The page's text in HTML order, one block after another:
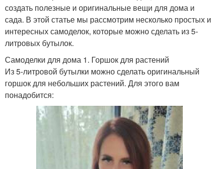
создать полезные и оригинальные вещи для дома и
сада. В этой статье мы рассмотрим несколько простых и
интересных самоделок, которые можно сделать из 5-
литровых бутылок.
Самоделки для дома 1. Горшок для растений
Из 5-литровой бутылки можно сделать оригинальный
горшок для небольших растений. Для этого вам
понадобится: